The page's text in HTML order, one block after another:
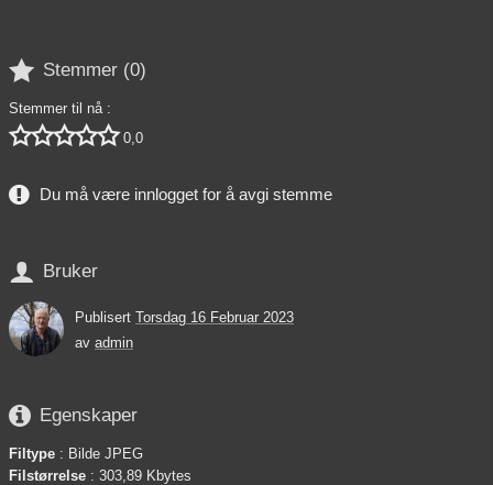
 Stemmer (0)
Stemmer til nå :
 0,0
Du må være innlogget for å avgi stemme
 Bruker
Publisert Torsdag 16 Februar 2023
av admin
 Egenskaper
Filtype : Bilde JPEG
Filstørrelse : 303,89 Kbytes